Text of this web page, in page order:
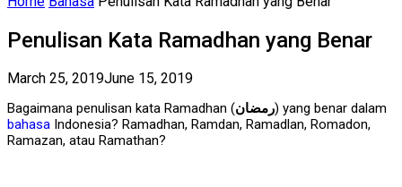
Penulisan Kata Ramadhan yang Benar
March 25, 2019June 15, 2019
Bagaimana penulisan kata Ramadhan (رمضان) yang benar dalam
bahasa Indonesia? Ramadhan, Ramdan, Ramadlan, Romadon,
Ramazan, atau Ramathan?